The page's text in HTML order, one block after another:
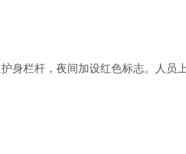
身栏杆，夜间加设红色标志。人员